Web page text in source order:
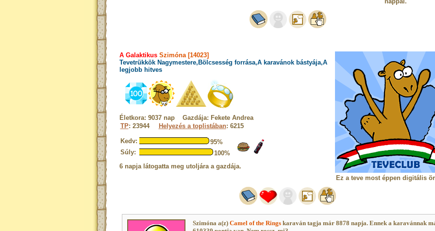
A GalaktikusSzimóna [14023]
Tevetrükkök Nagymestere,Bölcsesség forrása,A karavánok bástyája,A
legjobb hitves
Életkora: 9037 nap Gazdája: Fekete Andrea
TP: 23944 Helyezés a toplistában: 6215
Kedv:
95%
Súly:
100%
6 napja látogatta meg utoljára a gazdája.
Ez a teve most éppen digitális
Szimóna a(z) Camel of the Ringskaraván tagja már 8878 napja. Ennek a karavánnak